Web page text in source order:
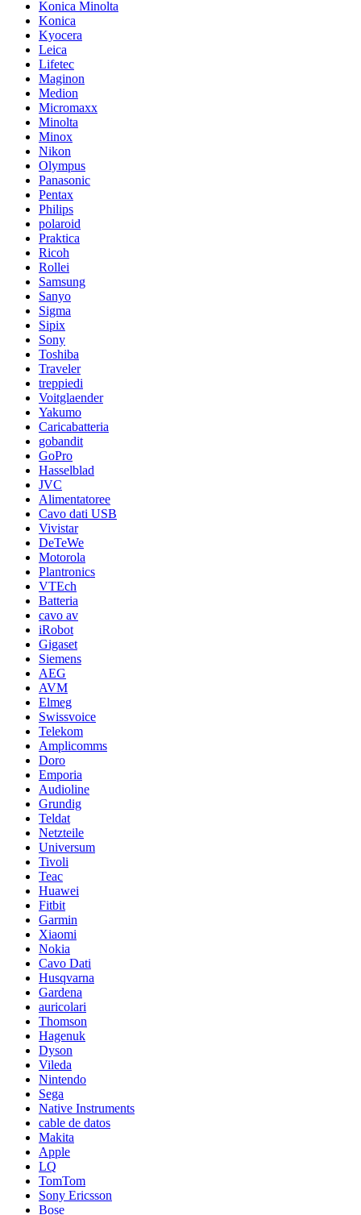
Konica Minolta
Konica
Kyocera
Leica
Lifetec
Maginon
Medion
Micromaxx
Minolta
Minox
Nikon
Olympus
Panasonic
Pentax
Philips
polaroid
Praktica
Ricoh
Rollei
Samsung
Sanyo
Sigma
Sipix
Sony
Toshiba
Traveler
treppiedi
Voitglaender
Yakumo
Caricabatteria
gobandit
GoPro
Hasselblad
JVC
Alimentatoree
Cavo dati USB
Vivistar
DeTeWe
Motorola
Plantronics
VTEch
Batteria
cavo av
iRobot
Gigaset
Siemens
AEG
AVM
Elmeg
Swissvoice
Telekom
Amplicomms
Doro
Emporia
Audioline
Grundig
Teldat
Netzteile
Universum
Tivoli
Teac
Huawei
Fitbit
Garmin
Xiaomi
Nokia
Cavo Dati
Husqvarna
Gardena
auricolari
Thomson
Hagenuk
Dyson
Vileda
Nintendo
Sega
Native Instruments
cable de datos
Makita
Apple
LQ
TomTom
Sony Ericsson
Bose